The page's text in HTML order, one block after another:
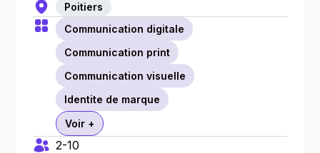
Poitiers
Communication digitale
Communication print
Communication visuelle
Identite de marque
Voir +
2-10